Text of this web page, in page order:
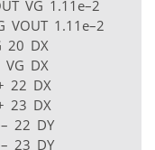
VG 1.11e–2
VOUT 1.11e–2
20 DX
VG DX
22 DX
23 DX
22 DY
23 DY